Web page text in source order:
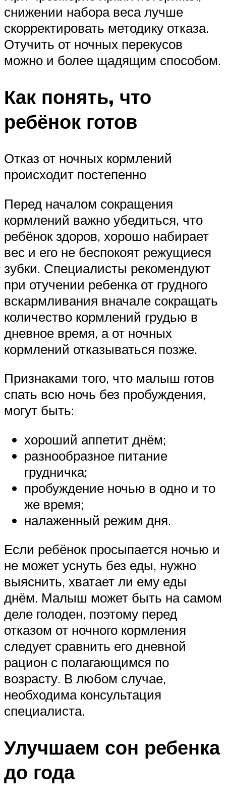
снижении набора веса лучше
скорректировать методику отказа.
Отучить от ночных перекусов
можно и более щадящим способом.
Как понять, что
ребёнок готов
Отказ от ночных кормлений
происходит постепенно
Перед началом сокращения
кормлений важно убедиться, что
ребёнок здоров, хорошо набирает
вес и его не беспокоят режущиеся
зубки. Специалисты рекомендуют
при отучении ребенка от грудного
вскармливания вначале сокращать
количество кормлений грудью в
дневное время, а от ночных
кормлений отказываться позже.
Признаками того, что малыш готов
спать всю ночь без пробуждения,
могут быть:
хороший аппетит днём;
разнообразное питание
грудничка;
пробуждение ночью в одно и то
же время;
налаженный режим дня.
Если ребёнок просыпается ночью и
не может уснуть без еды, нужно
выяснить, хватает ли ему еды
днём. Малыш может быть на самом
деле голоден, поэтому перед
отказом от ночного кормления
следует сравнить его дневной
рацион с полагающимся по
возрасту. В любом случае,
необходима консультация
специалиста.
Улучшаем сон ребенка
до года